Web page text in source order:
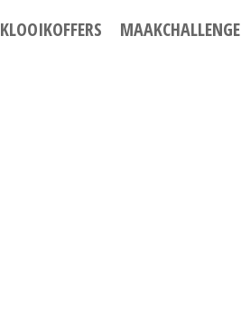
KLOOIKOFFERS MAAKCHALLENGE